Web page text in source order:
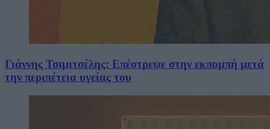
Γιάννης Τσιμιτσέλης: Επέστρεψε στην εκπομπή μετά
την περιπέτεια υγείας του